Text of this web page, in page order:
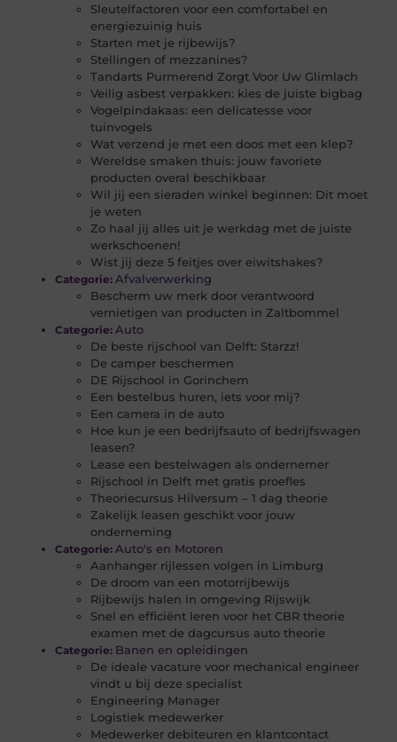
Sleutelfactoren voor een comfortabel en
energiezuinig huis
Starten met je rijbewijs?
Stellingen of mezzanines?
Tandarts Purmerend Zorgt Voor Uw Glimlach
Veilig asbest verpakken: kies de juiste bigbag
Vogelpindakaas: een delicatesse voor
tuinvogels
Wat verzend je met een doos met een klep?
Wereldse smaken thuis: jouw favoriete
producten overal beschikbaar
Wil jij een sieraden winkel beginnen: Dit moet
je weten
Zo haal jij alles uit je werkdag met de juiste
werkschoenen!
Wist jij deze 5 feitjes over eiwitshakes?
Categorie: Afvalverwerking
Bescherm uw merk door verantwoord
vernietigen van producten in Zaltbommel
Categorie: Auto
De beste rijschool van Delft: Starzz!
De camper beschermen
DE Rijschool in Gorinchem
Een bestelbus huren, iets voor mij?
Een camera in de auto
Hoe kun je een bedrijfsauto of bedrijfswagen
leasen?
Lease een bestelwagen als ondernemer
Rijschool in Delft met gratis proefles
Theoriecursus Hilversum – 1 dag theorie
Zakelijk leasen geschikt voor jouw
onderneming
Categorie: Auto's en Motoren
Aanhanger rijlessen volgen in Limburg
De droom van een motorrijbewijs
Rijbewijs halen in omgeving Rijswijk
Snel en efficiënt leren voor het CBR theorie
examen met de dagcursus auto theorie
Categorie: Banen en opleidingen
De ideale vacature voor mechanical engineer
vindt u bij deze specialist
Engineering Manager
Logistiek medewerker
Medewerker debiteuren en klantcontact